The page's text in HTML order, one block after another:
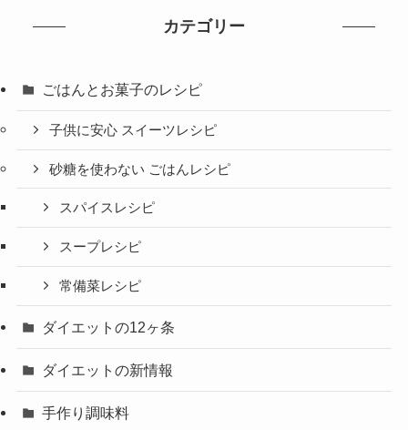
カテゴリー
ごはんとお菓子のレシピ
子供に安心 スイーツレシピ
砂糖を使わない ごはんレシピ
スパイスレシピ
スープレシピ
常備菜レシピ
ダイエットの12ヶ条
ダイエットの新情報
手作り調味料